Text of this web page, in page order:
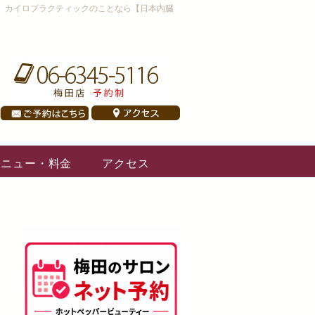
イロプラクティックのことなら【日本内臓
ュー・料金 アクセス